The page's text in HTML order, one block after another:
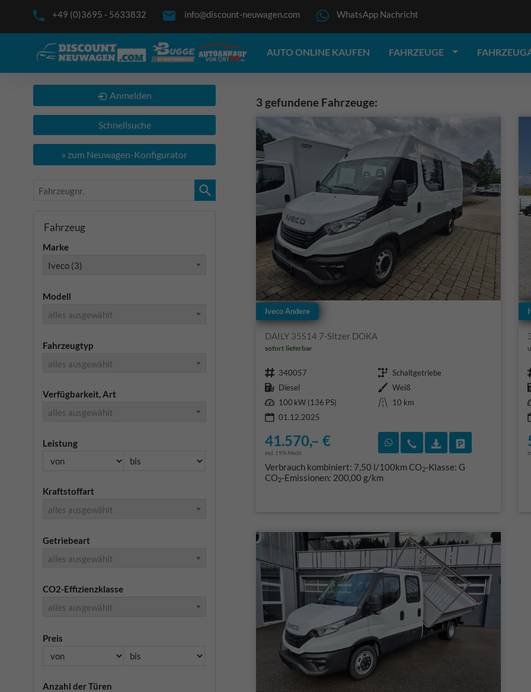
+49 (0)3695 - 5633832 info@discount-neuwagen.com WhatsApp Nachricht
AUTO ONLINE KAUFEN FAHRZEUGE
3 gefundene Fahrzeuge:
Iveco Andere
DAILY 35S14 7-Sitzer DOKA
sofort lieferbar
Fahrzeugnr. 340057 Getriebe Schaltgetriebe
Kraftstoff Diesel Außenfarbe Weiß
Leistung 100 kW (136 PS) Kilometerstand
10 km
01.12.2025
41.570,– €
incl. 19% MwSt.
Rückruf vereinbaren
Wir rufen Sie an
Fahrzeugexposé
Fahrzeug
Verbrauch kombiniert: 7,50 l/100kmCO2-Klasse: G
CO2-Emissionen: 200,00 g/km
Anmelden
Schnellsuche
» zum Neuwagen-Konfigurator
Fahrzeugnr.
Fahrzeug
Marke
Iveco (3)
Modell
alles ausgewählt
Fahrzeugtyp
alles ausgewählt
Verfügbarkeit, Art
alles ausgewählt
Leistung
Kraftstoffart
alles ausgewählt
Getriebeart
alles ausgewählt
CO2-Effizienzklasse
alles ausgewählt
Preis
Anzahl der Türen